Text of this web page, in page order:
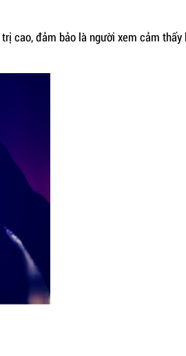
cao, đảm bảo là người xem cảm